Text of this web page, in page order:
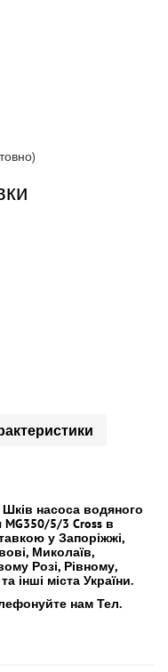
насоса водяного
5/3 Cross в
у Запоріжжі,
Миколаїв,
Розі, Рівному,
інші міста України.
нам Тел.